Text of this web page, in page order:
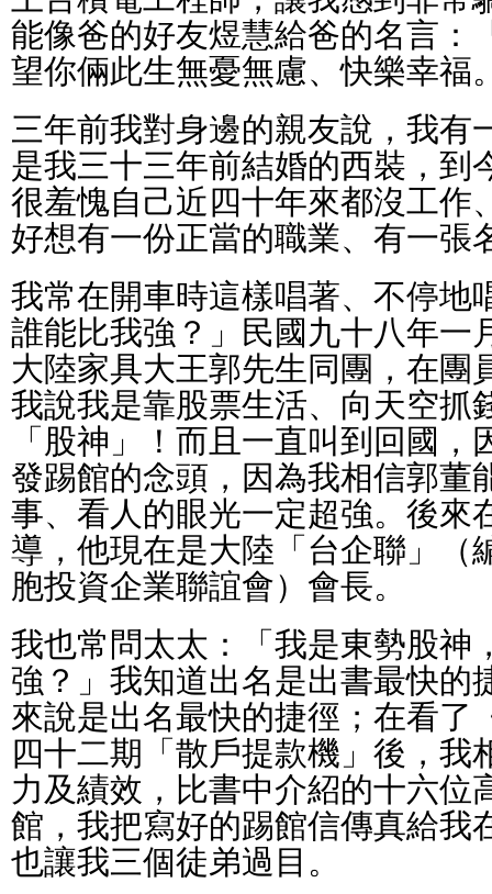
能像爸的好友煜慧給爸的名言：
望你倆此生無憂無慮、快樂幸福
三年前我對身邊的親友說，我有
是我三十三年前結婚的西裝，到
很羞愧自己近四十年來都沒工作
好想有一份正當的職業、有一張
我常在開車時這樣唱著、不停地
誰能比我強？」民國九十八年一
大陸家具大王郭先生同團，在團
我說我是靠股票生活、向天空抓
「股神」！而且一直叫到回國
發踢館的念頭，因為我相信郭董
事、看人的眼光一定超強。後來
導，他現在是大陸「台企聯」（
胞投資企業聯誼會）會長。
我也常問太太：「我是東勢股神
強？」我知道出名是出書最快的
來說是出名最快的捷徑；在看了
四十二期「散戶提款機」後，我
力及績效，比書中介紹的十六位
館，我把寫好的踢館信傳真給我
也讓我三個徒弟過目。